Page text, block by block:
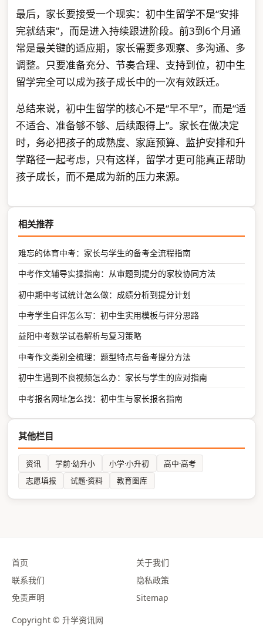
最后，家长要接受一个现实：初中生留学不是“安排
完就结束”，而是进入持续跟进阶段。前3到6个月通
常是最关键的适应期，家长需要多观察、多沟通、多
调整。只要准备充分、节奏合理、支持到位，初中生
留学完全可以成为孩子成长中的一次有效跃迁。
总结来说，初中生留学的核心不是“早不早”，而是“适
不适合、准备够不够、后续跟得上”。家长在做决定
时，务必把孩子的成熟度、家庭预算、监护安排和升
学路径一起考虑，只有这样，留学才更可能真正帮助
孩子成长，而不是成为新的压力来源。
相关推荐
难忘的体育中考：家长与学生的备考全流程指南
中考作文辅导实操指南：从审题到提分的家校协同方法
初中期中考试统计怎么做：成绩分析到提分计划
中考学生自评怎么写：初中生实用模板与评分思路
益阳中考数学试卷解析与复习策略
中考作文类别全梳理：题型特点与备考提分方法
初中生遇到不良视频怎么办：家长与学生的应对指南
中考报名网址怎么找：初中生与家长报名指南
其他栏目
资讯 学前·幼升小 小学·小升初
高中·高考
志愿填报
试题·资料 教育图库
首页
关于我们
联系我们
隐私政策
免责声明
Sitemap
Copyright © 升学资讯网